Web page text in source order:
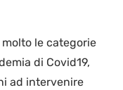
le categorie
di Covid19,
ad intervenire